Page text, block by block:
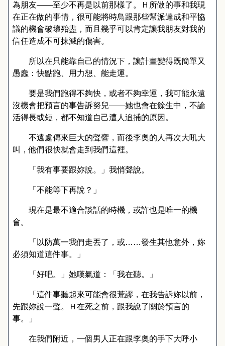
為朋友——至少不再是以前那樣了。Ｈ所做的事和我現
在正在做的事情，很可能將時鳥跟那些幫派達成和平協
議的機會破壞殆盡，而且幾乎可以肯定讓我朋友對我的
信任造成不可抹滅的傷害。
所以在只能靠自己的情況下，讓計畫變得既簡單又
愚蠢：快點跑、用力想、能走運。
要是我們跑得不夠快，或者不夠幸運，我可能永遠
沒機會把預言的事告訴努兒——她也會在餘生中，不論
活得長或短，都不知道自己遭人追捕的原因。
不遠處傳來巨大的聲響，而後李奧的人再次大吼大
叫，他們很快就會走到我們這裡。
「我有事要跟妳說。」我悄聲說。
「不能等下再說？」
現在是最不適合談話的時機，或許也是唯一的機
會。
「以防萬一我們走丟了，或……發生其他意外，妳
必須知道這件事。」
「好吧。」她嘆氣道：「我在聽。」
「這件事聽起來可能會很荒謬，在我告訴妳以前，
先跟妳說一聲。Ｈ在死之前，跟我說了關於預言的
事。」
在我們附近，一個男人正在跟李奧的手下大呼小